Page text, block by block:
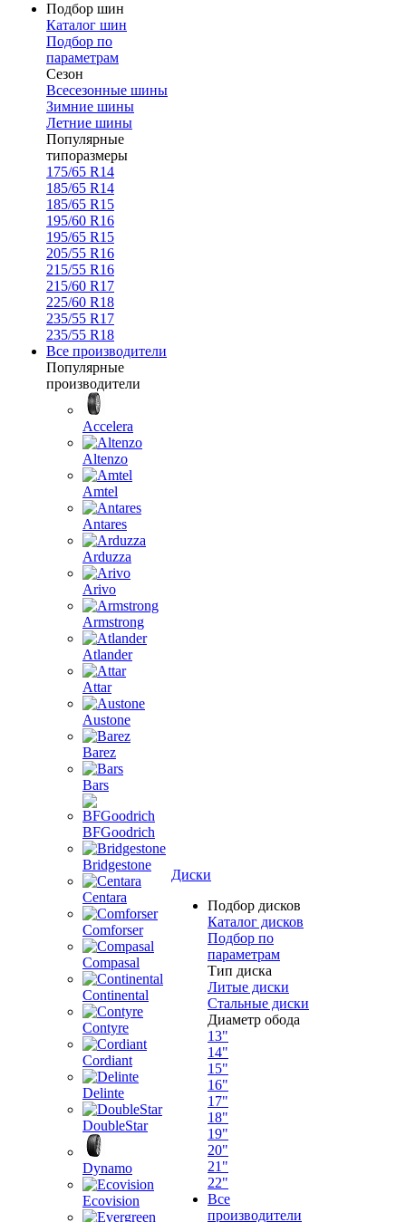
Подбор шин
Каталог шин
Подбор по
параметрам
Сезон
Всесезонные шины
Зимние шины
Летние шины
Популярные
типоразмеры
175/65 R14
185/65 R14
185/65 R15
195/60 R16
195/65 R15
205/55 R16
215/55 R16
215/60 R17
225/60 R18
235/55 R17
235/55 R18
Все производители
Популярные
производители
Accelera
Altenzo
Amtel
Antares
Arduzza
Arivo
Armstrong
Atlander
Attar
Austone
Barez
Bars
BFGoodrich
Bridgestone
Centara
Comforser
Compasal
Continental
Contyre
Cordiant
Delinte
DoubleStar
Dynamo
Ecovision
Диски
Подбор дисков
Каталог дисков
Подбор по
параметрам
Тип диска
Литые диски
Стальные диски
Диаметр обода
13"
14"
15"
16"
17"
18"
19"
20"
21"
22"
Все
производители